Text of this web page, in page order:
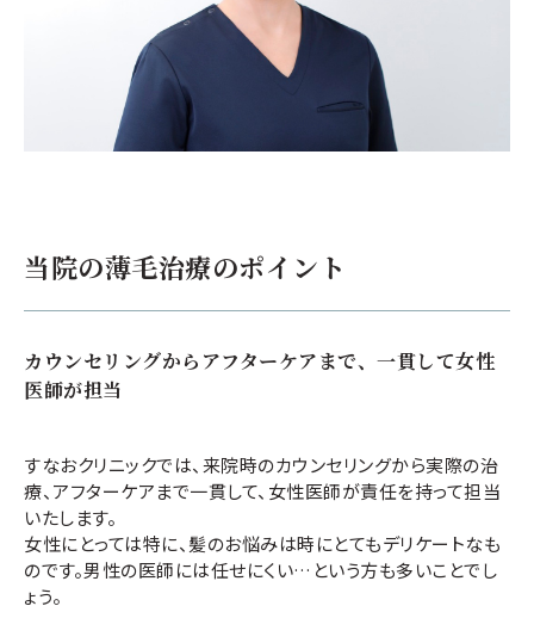
当院の薄毛治療のポイント
カウンセリングからアフターケアまで、一貫して女性
医師が担当
すなおクリニックでは、来院時のカウンセリングから実際の治
療、アフターケアまで一貫して、女性医師が責任を持って担当
いたします。
女性にとっては特に、髪のお悩みは時にとてもデリケートなも
のです。男性の医師には任せにくい…という方も多いことでし
ょう。